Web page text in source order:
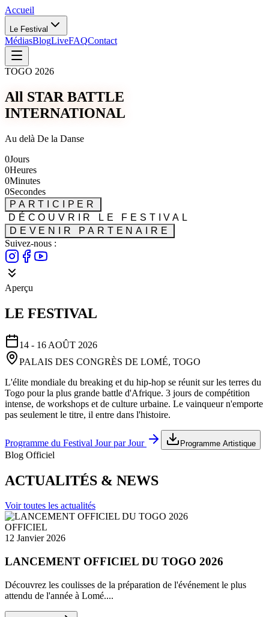
Accueil
Le Festival
MédiasBlogLiveFAQContact
TOGO 2026
All STAR BATTLE
INTERNATIONAL
Au delà De la Danse
0Jours
0Heures
0Minutes
0Secondes
PARTICIPER
DÉCOUVRIR LE FESTIVAL
DEVENIR PARTENAIRE
Suivez-nous :
Aperçu
LE FESTIVAL
14 - 16 AOÛT 2026
PALAIS DES CONGRÈS DE LOMÉ, TOGO
L'élite mondiale du breaking et du hip-hop se réunit sur les terres du
Togo pour la plus grande battle d'Afrique. 3 jours de compétition
intense, de workshops et de culture urbaine. Le vainqueur n'emporte
pas seulement le titre, il entre dans l'histoire.
Programme du Festival Jour par Jour Programme Artistique
Blog Officiel
ACTUALITÉS & NEWS
Voir toutes les actualités
OFFICIEL
12 Janvier 2026
LANCEMENT OFFICIEL DU TOGO 2026
Découvrez les coulisses de la préparation de l'événement le plus
attendu de l'année à Lomé....